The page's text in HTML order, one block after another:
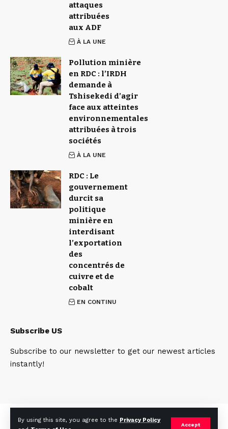
By using this site, you agree to the Privacy Policy
Accept
attaques
attribuées
aux ADF
À LA UNE
Pollution minière
en RDC : l’IRDH
demande à
Tshisekedi d’agir
face aux atteintes
environnementales
attribuées à trois
sociétés
À LA UNE
RDC : Le
gouvernement
durcit sa
politique
minière en
interdisant
l’exportation
des
concentrés de
cuivre et de
cobalt
EN CONTINU
Subscribe US
Subscribe to our newsletter to get our newest articles
instantly!
Qui sommes nous Contact Team